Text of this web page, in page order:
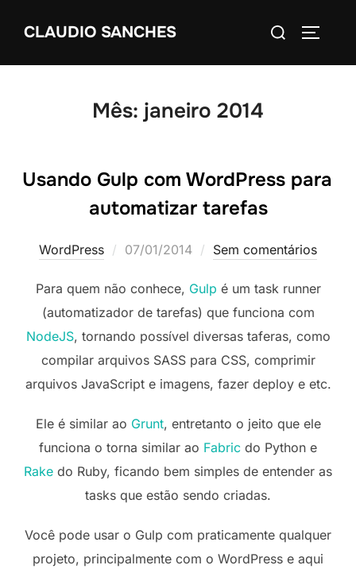
paraCLAUDIO SANCHES
Pesquisar
Mês: janeiro 2014
Usando Gulp com WordPress para
automatizar tarefas
WordPress
Postado
07/01/2014 Sem comentários
Para quem não conhece, Gulp é um task runner
(automatizador de tarefas) que funciona com
NodeJS, tornando possível diversas taferas, como
compilar arquivos SASS para CSS, comprimir
arquivos JavaScript e imagens, fazer deploy e etc.
Ele é similar ao Grunt, entretanto o jeito que ele
funciona o torna similar ao Fabric do Python e
Rake do Ruby, ficando bem simples de entender as
tasks que estão sendo criadas.
Você pode usar o Gulp com praticamente qualquer
projeto, principalmente com o WordPress e aqui